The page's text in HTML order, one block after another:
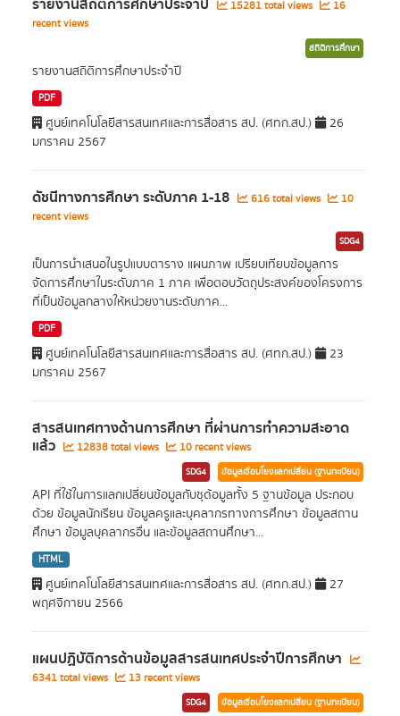
15281 total views
16
recent views
สถิติการศึกษา
รายงานสถิติการศึกษาประจำปี
PDF
ศูนย์เทคโนโลยีสารสนเทศและการสื่อสาร สป. (ศทก.สป.)
26
มกราคม 2567
ดัชนีทางการศึกษา ระดับภาค 1-18 616 total views
10
recent views
SDG4
เป็นการนำเสนอในรูปแบบตาราง แผนภาพ เปรียบเทียบข้อมูลการ
จัดการศึกษาในระดับภาค 1 ภาค เพื่อตอบวัตถุประสงค์ของโครงการ
ที่เป็นข้อมูลกลางให้หน่วยงานระดับภาค...
PDF
ศูนย์เทคโนโลยีสารสนเทศและการสื่อสาร สป. (ศทก.สป.)
23
มกราคม 2567
สารสนเทศทางด้านการศึกษา ที่ผ่านการทำความสะอาด
แล้ว 12838 total views 10 recent views
SDG4 ข้อมูลเชื่อมโยงแลกเปลี่ยน (ฐานทะเบียน)
API ที่ใช้ในการแลกเปลี่ยนข้อมูลกับชุด้อมูลทั้ง 5 ฐานข้อมูล ประกอบ
ด้วย ข้อมูลนักเรียน ข้อมูลครูและบุคลากรทางการศึกษา ข้อมูลสถาน
ศึกษา ข้อมูลบุคลากรอื่น และข้อมูลสถานศึกษา...
HTML
ศูนย์เทคโนโลยีสารสนเทศและการสื่อสาร สป. (ศทก.สป.)
27
พฤศจิกายน 2566
แผนปฏิบัติการด้านข้อมูลสารสนเทศประจำปีการศึกษา
6341 total views 13 recent views
SDG4 ข้อมูลเชื่อมโยงแลกเปลี่ยน (ฐานทะเบียน)